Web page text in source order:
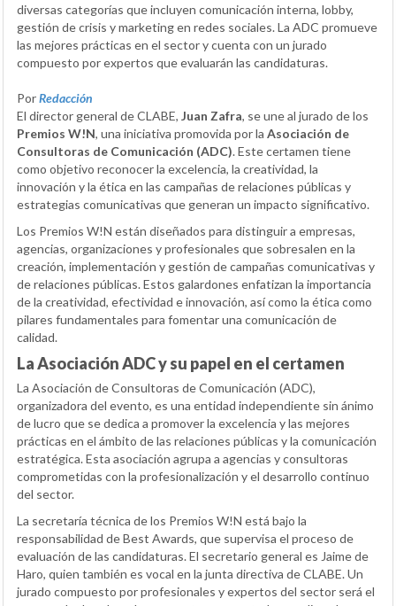
diversas categorías que incluyen comunicación interna, lobby,
gestión de crisis y marketing en redes sociales. La ADC promueve
las mejores prácticas en el sector y cuenta con un jurado
compuesto por expertos que evaluarán las candidaturas.
PorRedacción
El director general de CLABE, Juan Zafra, se une al jurado de los
Premios W!N, una iniciativa promovida por la Asociación de
Consultoras de Comunicación (ADC). Este certamen tiene
como objetivo reconocer la excelencia, la creatividad, la
innovación y la ética en las campañas de relaciones públicas y
estrategias comunicativas que generan un impacto significativo.
Los Premios W!N están diseñados para distinguir a empresas,
agencias, organizaciones y profesionales que sobresalen en la
creación, implementación y gestión de campañas comunicativas y
de relaciones públicas. Estos galardones enfatizan la importancia
de la creatividad, efectividad e innovación, así como la ética como
pilares fundamentales para fomentar una comunicación de
calidad.
La Asociación ADC y su papel en el certamen
La Asociación de Consultoras de Comunicación (ADC),
organizadora del evento, es una entidad independiente sin ánimo
de lucro que se dedica a promover la excelencia y las mejores
prácticas en el ámbito de las relaciones públicas y la comunicación
estratégica. Esta asociación agrupa a agencias y consultoras
comprometidas con la profesionalización y el desarrollo continuo
del sector.
La secretaría técnica de los Premios W!N está bajo la
responsabilidad de Best Awards, que supervisa el proceso de
evaluación de las candidaturas. El secretario general es Jaime de
Haro, quien también es vocal en la junta directiva de CLABE. Un
jurado compuesto por profesionales y expertos del sector será el